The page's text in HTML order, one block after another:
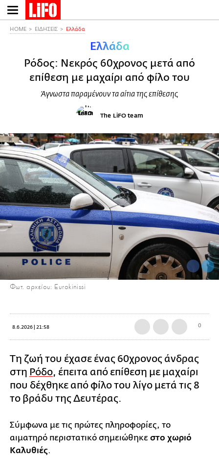
Παράκαμψη
προς
HOME ΕΙΔΗΣΕΙΣ Ελλάδα
Ελλάδα
Ρόδος: Νεκρός 60χρονος μετά από
επίθεση με μαχαίρι από φίλο του
Άγνωστα παραμένουν τα αίτια της επίθεσης
The LiFO team
Φωτ. αρχείου: Eurokinissi
8.6.2026 | 21:58 0
Τη ζωή του έχασε ένας 60χρονος άνδρας
στη Ρόδο, έπειτα από επίθεση με μαχαίρι
που δέχθηκε από φίλο του λίγο μετά τις 8
το βράδυ της Δευτέρας.
Σύμφωνα με τις πρώτες πληροφορίες, το
αιματηρό περιστατικό σημειώθηκε στο χωριό
Καλυθιές.